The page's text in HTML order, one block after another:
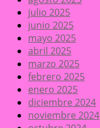
julio 2025
junio 2025
mayo 2025
abril 2025
marzo 2025
febrero 2025
enero 2025
diciembre 2024
noviembre 2024